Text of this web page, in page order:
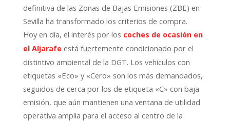
definitiva de las Zonas de Bajas Emisiones (ZBE) en
Sevilla ha transformado los criterios de compra.
Hoy en día, el interés por los coches de ocasión en
el Aljarafe está fuertemente condicionado por el
distintivo ambiental de la DGT. Los vehículos con
etiquetas «Eco» y «Cero» son los más demandados,
seguidos de cerca por los de etiqueta «C» con baja
emisión, que aún mantienen una ventana de utilidad
operativa amplia para el acceso al centro de la